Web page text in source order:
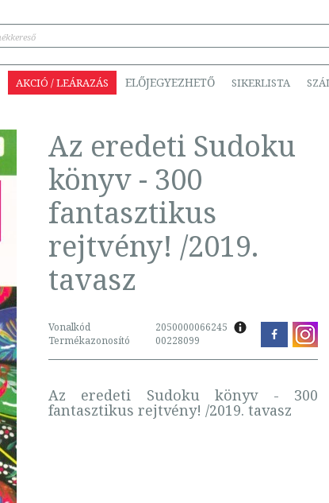
AKCIÓ / LEÁRAZÁS ELŐJEGYEZHETŐ SIKERLISTA
Az eredeti Sudoku
könyv - 300
fantasztikus
rejtvény! /2019.
tavasz
Vonalkód
2050000066245
Termékazonosító
00228099
Az eredeti Sudoku könyv - 300
fantasztikus rejtvény! /2019. tavasz